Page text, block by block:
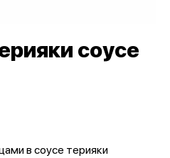
соусе
в соусе терияки